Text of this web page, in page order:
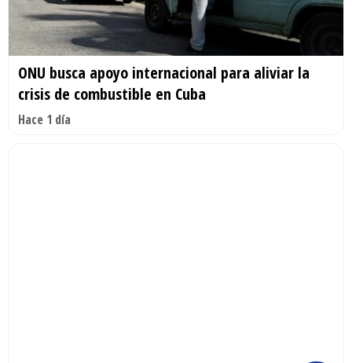
ONU busca apoyo internacional para aliviar la
crisis de combustible en Cuba
Hace 1 día